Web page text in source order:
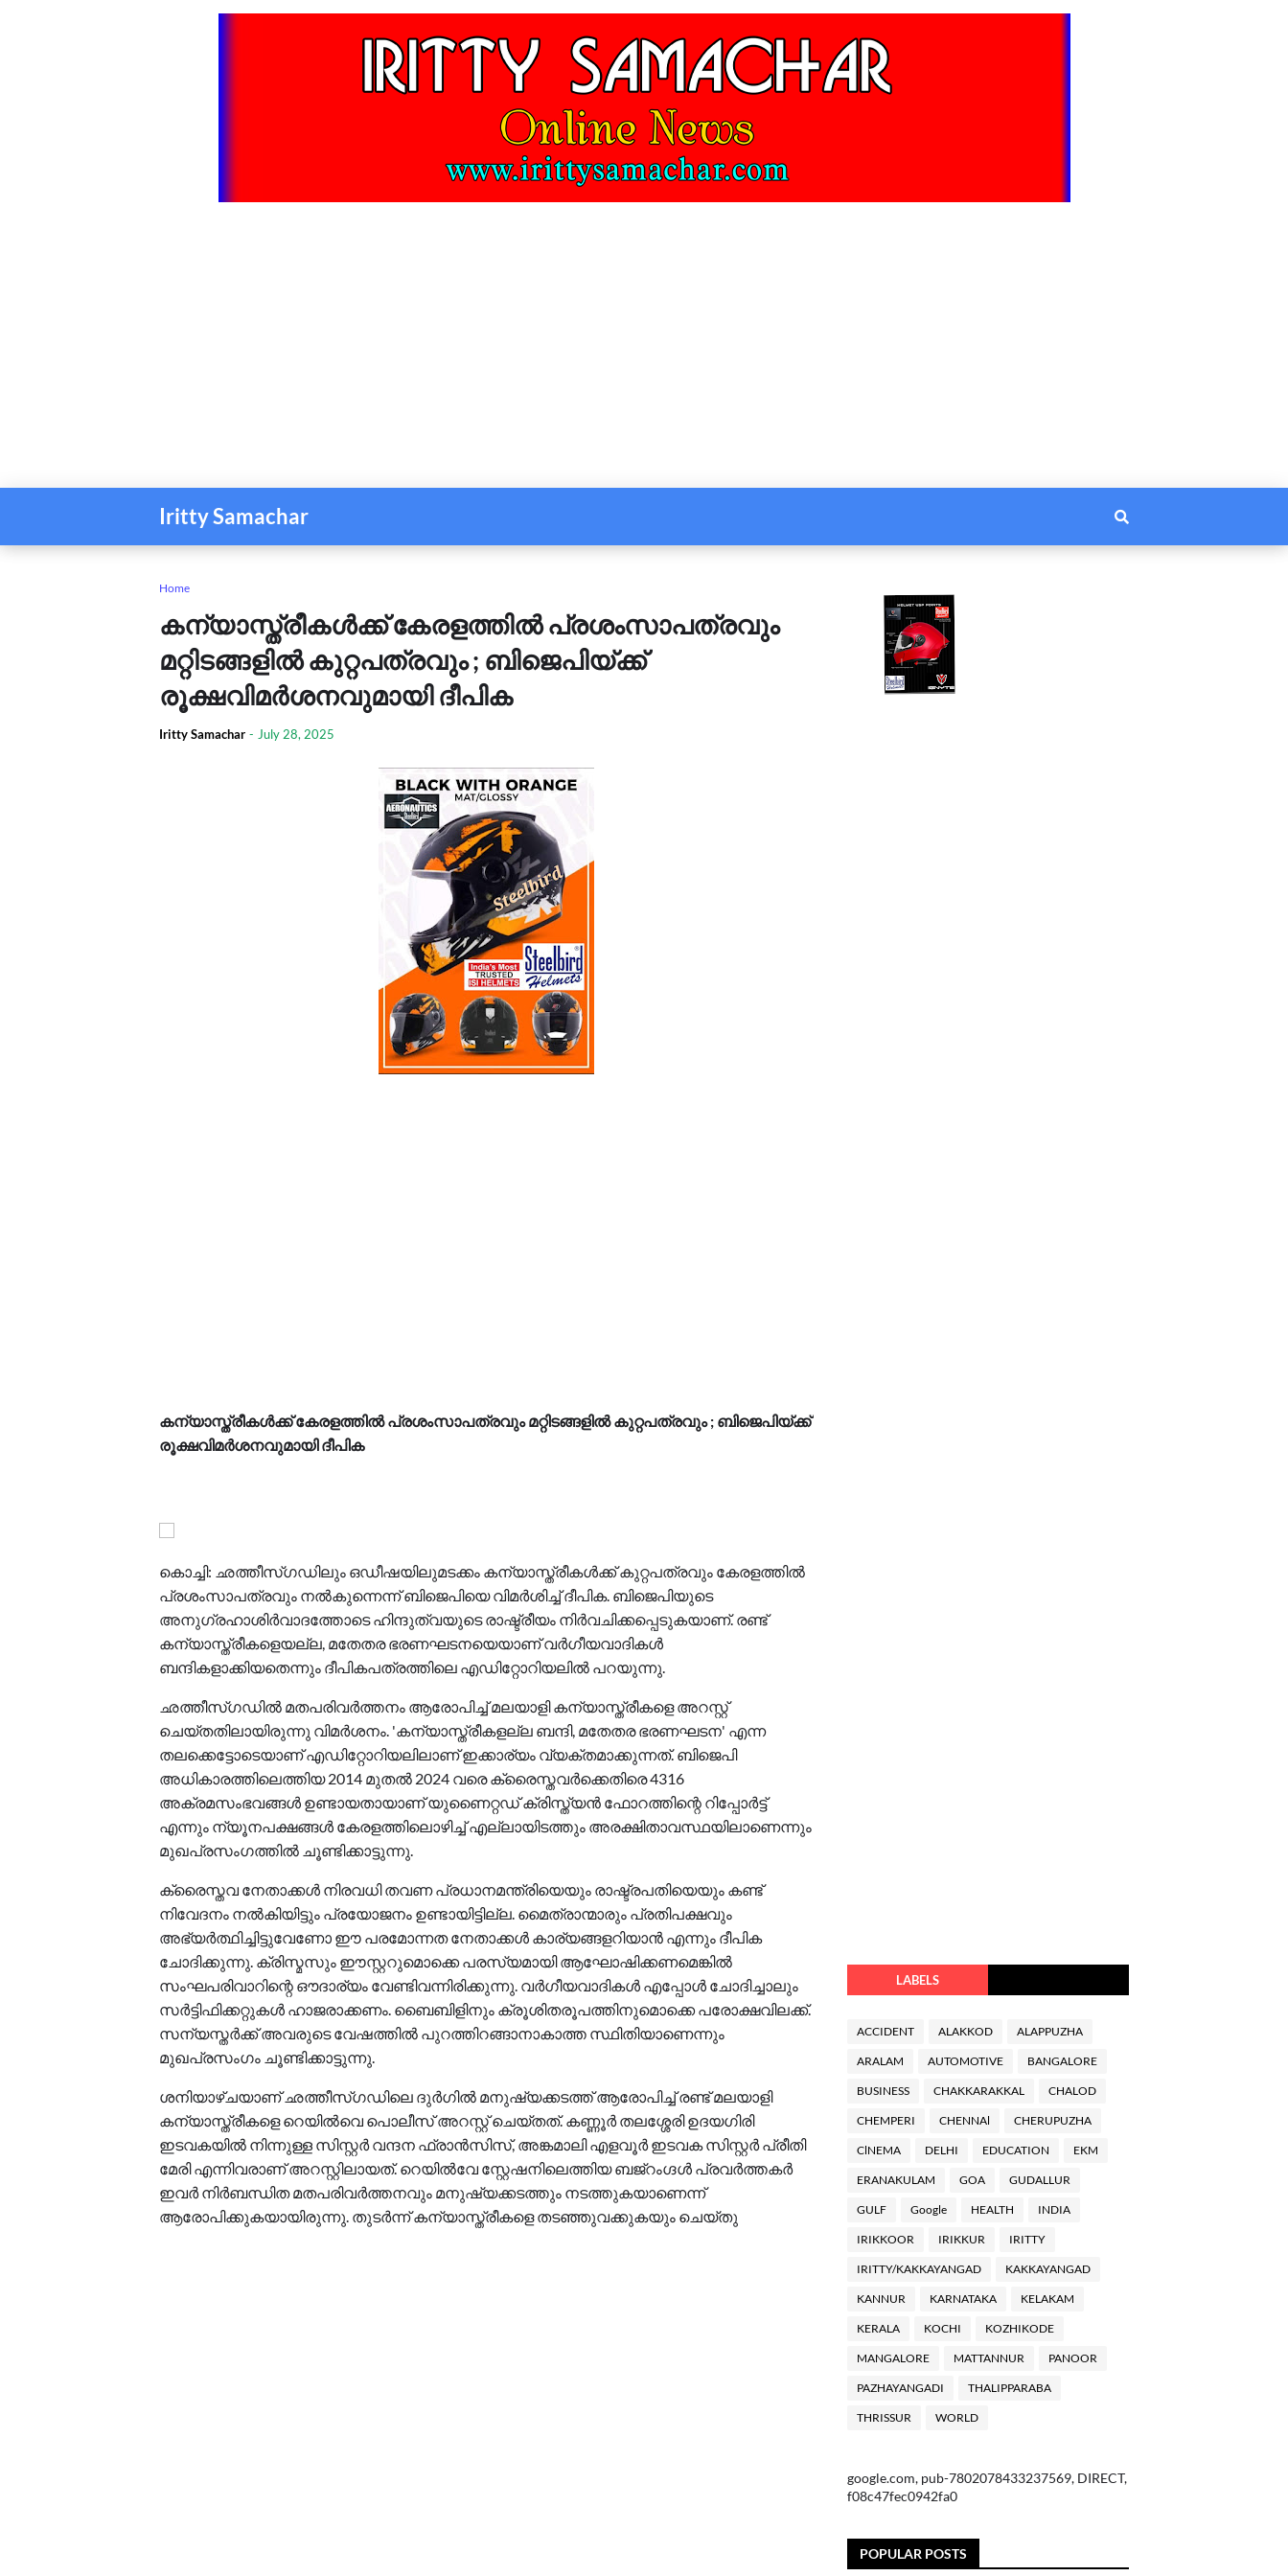
Iritty Samachar
Home
കന്യാസ്ത്രീകള്‍ക്ക് കേരളത്തില്‍ പ്രശംസാപത്രവും
മറ്റിടങ്ങളില്‍ കുറ്റപത്രവും ; ബിജെപിയ്ക്ക്
രൂക്ഷവിമര്‍ശനവുമായി ദീപിക
Iritty Samachar - July 28, 2025
കന്യാസ്ത്രീകള്‍ക്ക് കേരളത്തില്‍ പ്രശംസാപത്രവും മറ്റിടങ്ങളില്‍ കുറ്റപത്രവും ; ബിജെപിയ്ക്ക്
രൂക്ഷവിമര്‍ശനവുമായി ദീപിക
കൊച്ചി: ഛത്തീസ്ഗഡിലും ഒഡീഷയിലുമടക്കം കന്യാസ്ത്രീകള്‍ക്ക് കുറ്റപത്രവും കേരളത്തില്‍
പ്രശംസാപത്രവും നല്‍കുന്നെന്ന് ബിജെപിയെ വിമര്‍ശിച്ച് ദീപിക. ബിജെപിയുടെ
അനുഗ്രഹാശിര്‍വാദത്തോടെ ഹിന്ദുത്വയുടെ രാഷ്ട്രീയം നിര്‍വചിക്കപ്പെടുകയാണ്. രണ്ട്
കന്യാസ്ത്രീകളെയല്ല, മതേതര ഭരണഘടനയെയാണ് വര്‍ഗീയവാദികള്‍
ബന്ദികളാക്കിയതെന്നും ദീപികപത്രത്തിലെ എഡിറ്റോറിയലില്‍ പറയുന്നു.
ഛത്തീസ്ഗഡില്‍ മതപരിവര്‍ത്തനം ആരോപിച്ച് മലയാളി കന്യാസ്ത്രീകളെ അറസ്റ്റ്
ചെയ്തതിലായിരുന്നു വിമര്‍ശനം. 'കന്യാസ്ത്രീകളല്ല ബന്ദി, മതേതര ഭരണഘടന' എന്ന
തലക്കെട്ടോടെയാണ് എഡിറ്റോറിയലിലാണ് ഇക്കാര്യം വ്യക്തമാക്കുന്നത്. ബിജെപി
അധികാരത്തിലെത്തിയ 2014 മുതല്‍ 2024 വരെ ക്രൈസ്തവര്‍ക്കെതിരെ 4316
അക്രമസംഭവങ്ങള്‍ ഉണ്ടായതായാണ് യുണൈറ്റഡ് ക്രിസ്ത്യന്‍ ഫോറത്തിന്റെ റിപ്പോര്‍ട്ട്
എന്നും ന്യൂനപക്ഷങ്ങള്‍ കേരളത്തിലൊഴിച്ച് എല്ലായിടത്തും അരക്ഷിതാവസ്ഥയിലാണെന്നും
മുഖപ്രസംഗത്തില്‍ ചൂണ്ടിക്കാട്ടുന്നു.
ക്രൈസ്തവ നേതാക്കള്‍ നിരവധി തവണ പ്രധാനമന്ത്രിയെയും രാഷ്ട്രപതിയെയും കണ്ട്
നിവേദനം നല്‍കിയിട്ടും പ്രയോജനം ഉണ്ടായിട്ടില്ല. മൈത്രാന്മാരും പ്രതിപക്ഷവും
അഭ്യര്‍ത്ഥിച്ചിട്ടുവേണോ ഈ പരമോന്നത നേതാക്കള്‍ കാര്യങ്ങളറിയാന്‍ എന്നും ദീപിക
ചോദിക്കുന്നു. ക്രിസ്മസും ഈസ്റ്ററുമൊക്കെ പരസ്യമായി ആഘോഷിക്കണമെങ്കില്‍
സംഘപരിവാറിന്റെ ഔദാര്യം വേണ്ടിവന്നിരിക്കുന്നു. വര്‍ഗീയവാദികള്‍ എപ്പോള്‍ ചോദിച്ചാലും
സര്‍ട്ടിഫിക്കറ്റുകള്‍ ഹാജരാക്കണം. ബൈബിളിനും ക്രൂശിതരൂപത്തിനുമൊക്കെ പരോക്ഷവിലക്ക്.
സന്യസ്തര്‍ക്ക് അവരുടെ വേഷത്തില്‍ പുറത്തിറങ്ങാനാകാത്ത സ്ഥിതിയാണെന്നും
മുഖപ്രസംഗം ചൂണ്ടിക്കാട്ടുന്നു.
ശനിയാഴ്ചയാണ് ഛത്തീസ്ഗഡിലെ ദുര്‍ഗില്‍ മനുഷ്യക്കടത്ത് ആരോപിച്ച് രണ്ട് മലയാളി
കന്യാസ്ത്രീകളെ റെയില്‍വെ പൊലീസ് അറസ്റ്റ് ചെയ്തത്. കണ്ണൂര്‍ തലശ്ശേരി ഉദയഗിരി
ഇടവകയില്‍ നിന്നുള്ള സിസ്റ്റര്‍ വന്ദന ഫ്രാന്‍സിസ്, അങ്കമാലി എളവൂര്‍ ഇടവക സിസ്റ്റര്‍ പ്രീതി
മേരി എന്നിവരാണ് അറസ്റ്റിലായത്. റെയില്‍വേ സ്റ്റേഷനിലെത്തിയ ബജ്‌റംഗ്ദള്‍ പ്രവര്‍ത്തകര്‍
ഇവര്‍ നിര്‍ബന്ധിത മതപരിവര്‍ത്തനവും മനുഷ്യക്കടത്തും നടത്തുകയാണെന്ന്
ആരോപിക്കുകയായിരുന്നു. തുടര്‍ന്ന് കന്യാസ്ത്രീകളെ തടഞ്ഞുവക്കുകയും ചെയ്തു
LABELS
ACCIDENT ALAKKOD ALAPPUZHA
ARALAM AUTOMOTIVE BANGALORE
BUSINESS CHAKKARAKKAL CHALOD
CHEMPERI CHENNAl CHERUPUZHA
ClNEMA DELHI EDUCATION EKM
ERANAKULAM GOA GUDALLUR
GULF Google HEALTH INDIA
IRIKKOOR IRIKKUR IRITTY
IRITTY/KAKKAYANGAD KAKKAYANGAD
KANNUR KARNATAKA KELAKAM
KERALA KOCHI KOZHIKODE
MANGALORE MATTANNUR PANOOR
PAZHAYANGADI THALIPPARABA
THRISSUR WORLD
google.com, pub-7802078433237569, DIRECT,
f08c47fec0942fa0
POPULAR POSTS